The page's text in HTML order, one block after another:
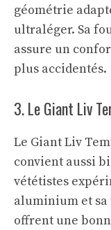
géométrie
ultraléger. Sa
assure un
plus accidentés.
3. Le Giant Liv
Le Giant Liv
convient aussi
vététistes
aluminium et sa
offrent une